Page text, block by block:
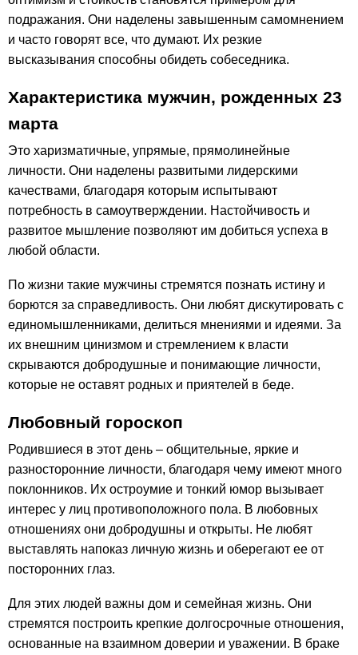
подражания. Они наделены завышенным самомнением
и часто говорят все, что думают. Их резкие
высказывания способны обидеть собеседника.
Характеристика мужчин, рожденных 23
марта
Это харизматичные, упрямые, прямолинейные
личности. Они наделены развитыми лидерскими
качествами, благодаря которым испытывают
потребность в самоутверждении. Настойчивость и
развитое мышление позволяют им добиться успеха в
любой области.
По жизни такие мужчины стремятся познать истину и
борются за справедливость. Они любят дискутировать с
единомышленниками, делиться мнениями и идеями. За
их внешним цинизмом и стремлением к власти
скрываются добродушные и понимающие личности,
которые не оставят родных и приятелей в беде.
Любовный гороскоп
Родившиеся в этот день – общительные, яркие и
разносторонние личности, благодаря чему имеют много
поклонников. Их остроумие и тонкий юмор вызывает
интерес у лиц противоположного пола. В любовных
отношениях они добродушны и открыты. Не любят
выставлять напоказ личную жизнь и оберегают ее от
посторонних глаз.
Для этих людей важны дом и семейная жизнь. Они
стремятся построить крепкие долгосрочные отношения,
основанные на взаимном доверии и уважении. В браке